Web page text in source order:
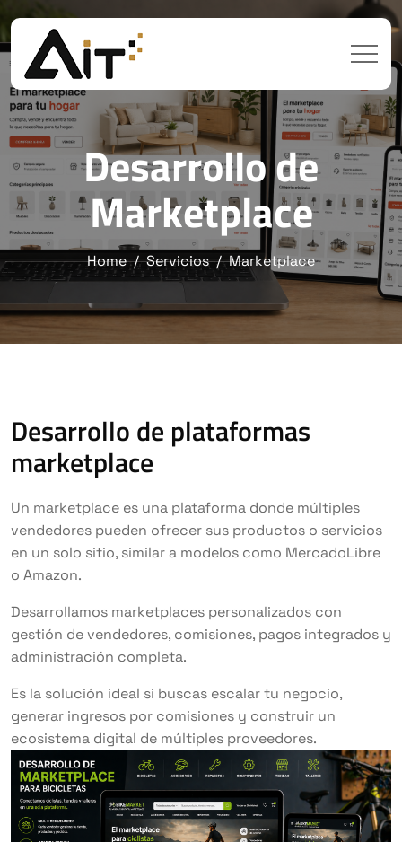
Desarrollo de
Marketplace
Home Servicios Marketplace
Desarrollo de plataformas
marketplace
Un marketplace es una plataforma donde múltiples
vendedores pueden ofrecer sus productos o servicios
en un solo sitio, similar a modelos como MercadoLibre
o Amazon.
Desarrollamos marketplaces personalizados con
gestión de vendedores, comisiones, pagos integrados y
administración completa.
Es la solución ideal si buscas escalar tu negocio,
generar ingresos por comisiones y construir un
ecosistema digital de múltiples proveedores.